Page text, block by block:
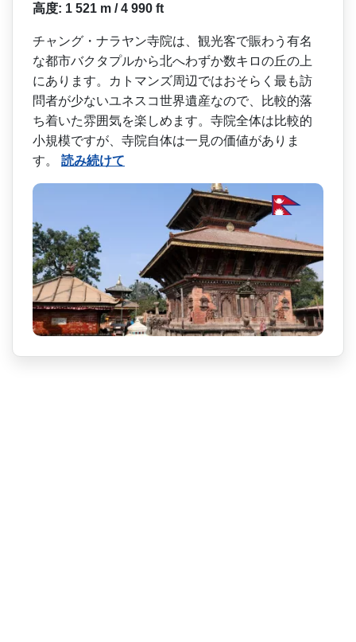
高度: 1 521 m / 4 990 ft
チャング・ナラヤン寺院は、­観光客で賑わう有名
な都市バクタプルから北へわずか­数キロの丘の上
にあります。カトマンズ周辺ではおそ­らく最も訪
問者が少ないユネスコ世界遺産なので、比­較的落
ち着いた雰囲気を楽しめます。寺院全体は比較­的
小規模ですが、寺院自体は一見の価値がありま
す。 読み続けて